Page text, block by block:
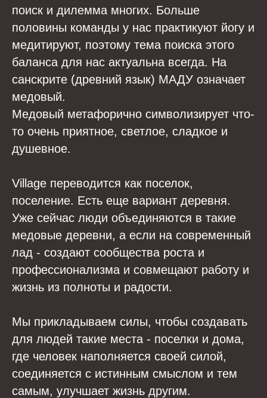
поиск и дилемма многих. Больше
половины команды у нас практикуют йогу и
медитируют, поэтому тема поиска этого
баланса для нас актуальна всегда. На
санскрите (древний язык) МАДУ означает
медовый.
Медовый метафорично символизирует что-
то очень приятное, светлое, сладкое и
душевное.
Village переводится как поселок,
поселение. Есть еще вариант деревня.
Уже сейчас люди объединяются в такие
медовые деревни, а если на современный
лад - создают сообщества роста и
профессионализма и совмещают работу и
жизнь из полноты и радости.
Мы прикладываем силы, чтобы создавать
для людей такие места - поселки и дома,
где человек наполняется своей силой,
соединяется с истинным смыслом и тем
самым, улучшает жизнь другим.